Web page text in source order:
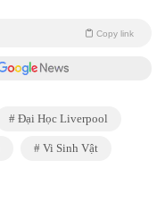
Copy link
Đại Học Liverpool
Vi Sinh Vật